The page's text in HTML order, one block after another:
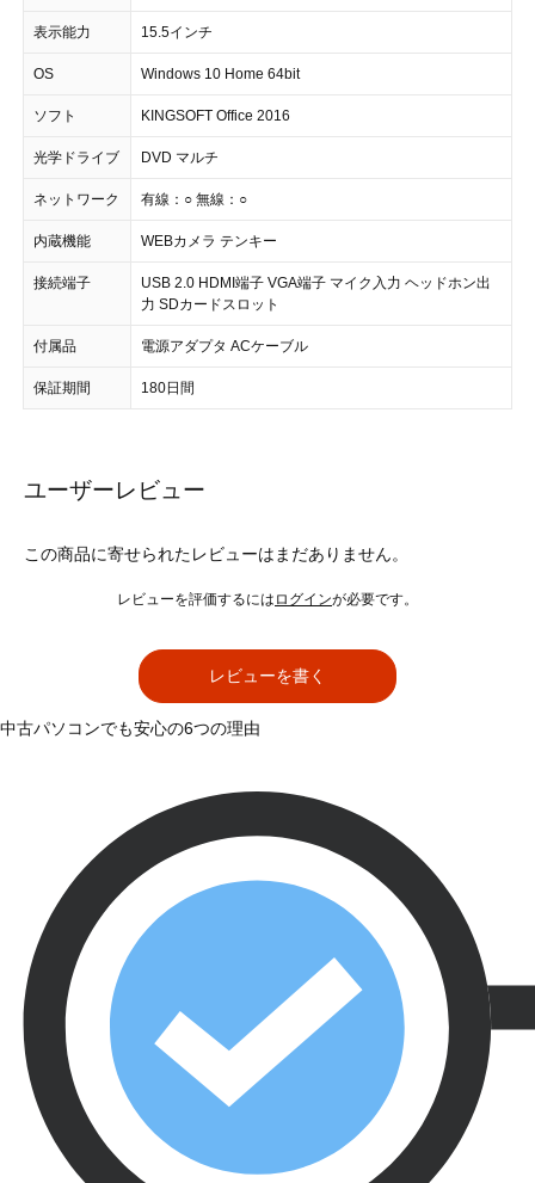
表示能力 15.5インチ
OS Windows 10 Home 64bit
ソフト KINGSOFT Office 2016
光学ドライブ DVD マルチ
ネットワーク 有線：○ 無線：○
内蔵機能 WEBカメラ テンキー
接続端子
USB 2.0 HDMI端子 VGA端子 マイク入力 ヘッドホン出
力 SDカードスロット
付属品 電源アダプタ ACケーブル
保証期間 180日間
ユーザーレビュー
この商品に寄せられたレビューはまだありません。
レビューを評価するには ログインが必要です。
レビューを書く
中古パソコンでも安心の6つの理由